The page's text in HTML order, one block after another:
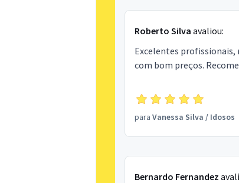
Roberto Silva avaliou:
Excelentes profissionais,
com bom preços.
para Vanessa Silva / Idosos
Bernardo Fernandez